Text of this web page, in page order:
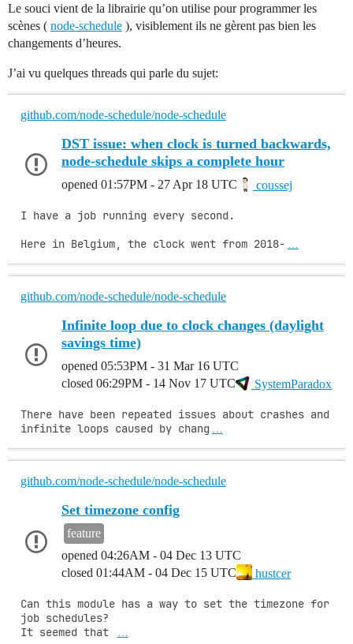
Le souci vient de la librairie qu’on utilise pour programmer les
scènes ( node-schedule ), visiblement ils ne gèrent pas bien les
changements d’heures.
J’ai vu quelques threads qui parle du sujet:
github.com/node-schedule/node-schedule
DST issue: when clock is turned backwards,
node-schedule skips a complete hour
opened 01:57PM - 27 Apr 18 UTC coussej
I have a job running every second.
Here in Belgium, the clock went from 2018-
github.com/node-schedule/node-schedule
Infinite loop due to clock changes (daylight
savings time)
opened 05:53PM - 31 Mar 16 UTC
closed 06:29PM - 14 Nov 17 UTC SystemParadox
There have been repeated issues about crashes and
infinite loops caused by chang
github.com/node-schedule/node-schedule
Set timezone config
opened 04:26AM - 04 Dec 13 UTC
closed 01:44AM - 04 Dec 15 UTC hustcer
feature
Can this module has a way to set the timezone for
job schedules?
It seemed that